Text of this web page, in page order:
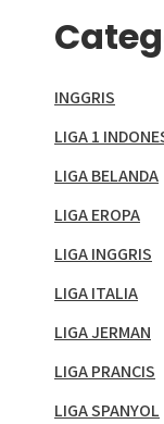
INGGRIS
LIGA 1
LIGA BELANDA
LIGA EROPA
LIGA INGGRIS
LIGA ITALIA
LIGA JERMAN
LIGA PRANCIS
LIGA SPANYOL